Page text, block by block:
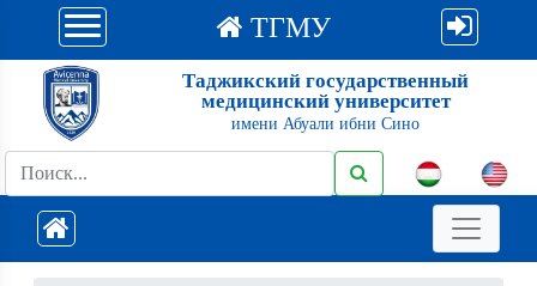
ТГМУ
Таджикский государственный
медицинский университет
имени Абуали ибни Сино